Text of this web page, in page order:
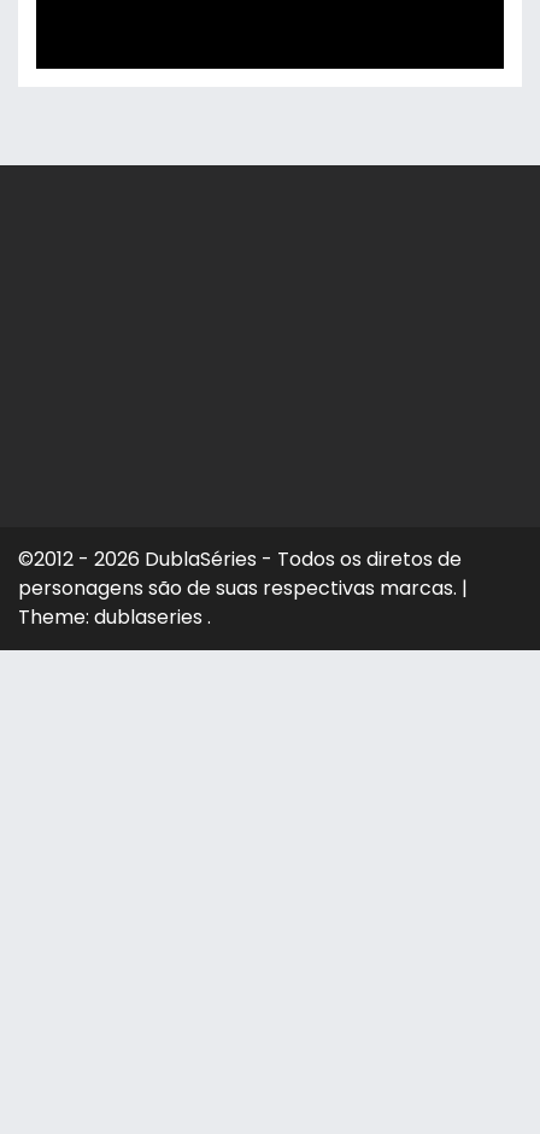
©2012 - 2026 DublaSéries - Todos os diretos de
personagens são de suas respectivas marcas. |
Theme: dublaseries .